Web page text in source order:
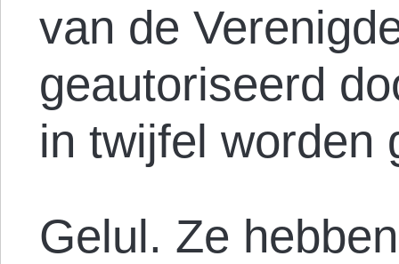
van de
geautoriseerd
in twijfel worden
Gelul. Ze